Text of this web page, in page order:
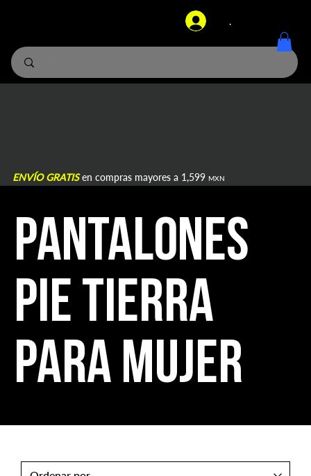
.
Pantalones
pie tierra
para mujer
ENVÍO GRATISen compras mayores a 1,599 MXN